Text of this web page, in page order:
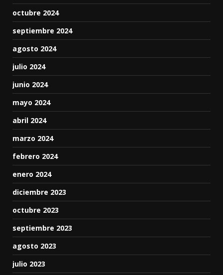
octubre 2024
septiembre 2024
agosto 2024
julio 2024
junio 2024
mayo 2024
abril 2024
marzo 2024
febrero 2024
enero 2024
diciembre 2023
octubre 2023
septiembre 2023
agosto 2023
julio 2023